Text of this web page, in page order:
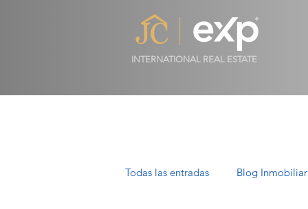
INTERNATIONAL REAL ESTATE
Todas las entradas Blog